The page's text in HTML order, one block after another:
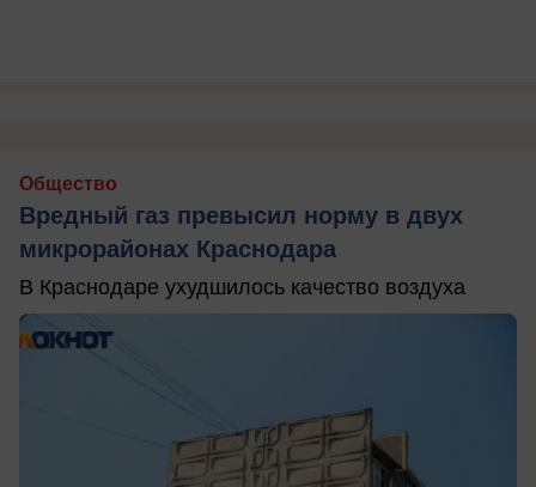
Общество
Вредный газ превысил норму в двух
микрорайонах Краснодара
В Краснодаре ухудшилось качество воздуха